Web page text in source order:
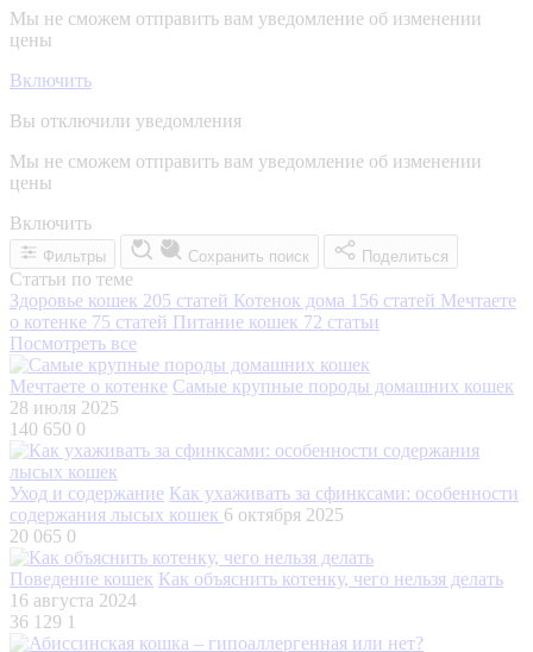
Мы не сможем отправить вам уведомление об изменении
цены
Включить
Вы отключили уведомления
Мы не сможем отправить вам уведомление об изменении
цены
Включить
Фильтры Сохранить поиск Поделиться
Статьи по теме
Здоровье кошек 205 статей Котенок дома 156 статей Мечтаете
о котенке 75 статей Питание кошек 72 статьи
Посмотреть все
Мечтаете о котенке Самые крупные породы домашних кошек
28 июля 2025
140 650 0
Уход и содержание Как ухаживать за сфинксами: особенности
содержания лысых кошек 6 октября 2025
20 065 0
Поведение кошек Как объяснить котенку, чего нельзя делать
16 августа 2024
36 129 1